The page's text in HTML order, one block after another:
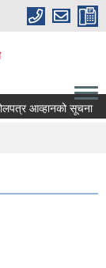
आव्हानको सूचना